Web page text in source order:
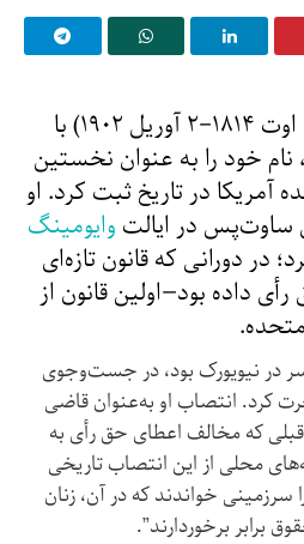
استر هوبارت موریس (۸ اوت ۱۸۱۴–۲ آوریل ۱۹۰۲) با
خود را به عنوان نخستین
آمریکا در تاریخ ثبت کرد. او
ساوت‌پس در ایالت وایومینگ
۱۸۷۰ آغاز کرد؛ در دورانی که قانون تازه‌ای
داده بود—اولین قانون از
در نیویورک بود، در جست‌وجوی
کرد. انتصاب او به‌عنوان قاضی
که مخالف اعطای حق رأی به
محلی از این انتصاب تاریخی
سرزمینی خواندند که در آن، زنان
برابر برخوردارند”.